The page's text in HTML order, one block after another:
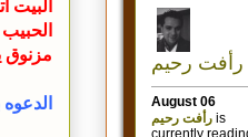
البيت
مزنوق
الدعوه